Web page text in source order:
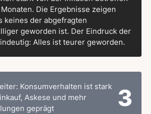
Die Ergebnisse zeigen
keines der abgefragten
geworden ist. Der Eindruck der
Alles ist teurer geworden.
Konsumverhalten ist stark
Askese und mehr
geprägt
3